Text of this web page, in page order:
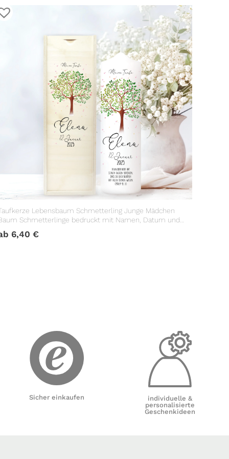
Lebensbaum Schmetterling Junge Mädchen
Schmetterlinge bedruckt mit Namen, Datum und
Taufspruch
6,40 €
Sicher einkaufen
individuelle &
personalisierte
Geschenkideen